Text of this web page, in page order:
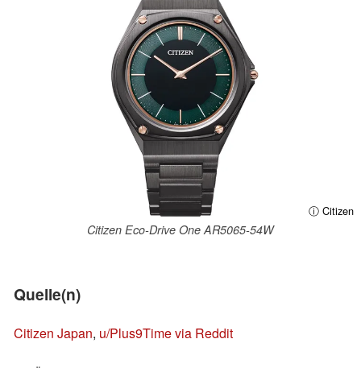
ⓘ Citizen
Citizen Eco-Drive One AR5065-54W
Quelle(n)
Citizen Japan, u/Plus9Time via Reddit